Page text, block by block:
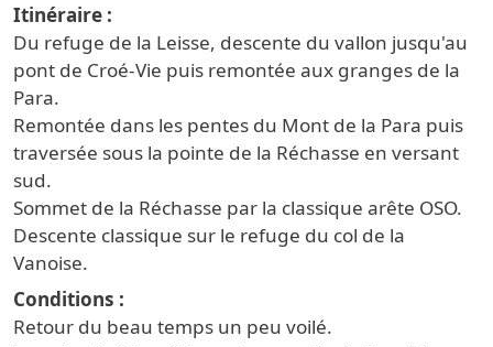
Itinéraire
Du refuge de la Leisse, descente du vallon jusqu'au
pont de Croé-Vie puis remontée aux granges de la
Para.
Remontée dans les pentes du Mont de la Para puis
traversée sous la pointe de la Réchasse en versant
sud.
Sommet de la Réchasse par la classique arête OSO.
Descente classique sur le refuge du col de la
Vanoise.
Conditions
Retour du beau temps un peu voilé.